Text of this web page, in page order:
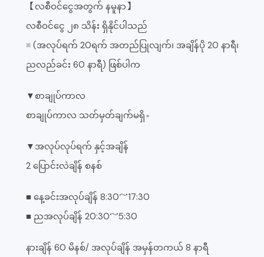
【လစီဝင်ငွေအတွက် နမူနာ】
လစီဝင်ငွေ ၂၈ သိန်း ရှိနိုင်ပါသည်
※ (အလုပ်ရက် 20ရက် အတည်ပြုလျက်၊ အချိန်ပို 20 နာရီ၊
ညလည်ခင်း 60 နာရီ) ဖြစ်ပါက
▼စာချုပ်ကာလ
စာချုပ်ကာလ သတ်မှတ်ချက်မရှိ。
▼အလုပ်လုပ်ရက် နှင့်အချိန်
2 ပြောင်းလဲချိန် စနစ်
■ နေ့ခင်းအလုပ်ချိန် 8:30～17:30
■ ညအလုပ်ချိန် 20:30～5:30
နားချိန် 60 မိနစ်/ အလုပ်ချိန် အမှန်တကယ် 8 နာရီ